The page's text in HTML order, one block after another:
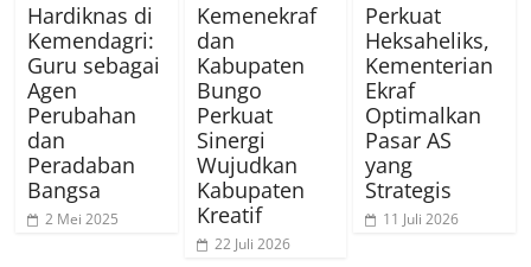
Hardiknas di
Kemendagri:
Guru sebagai
Agen
Perubahan
dan
Peradaban
Bangsa
2 Mei 2025
Kemenekraf
dan
Kabupaten
Bungo
Perkuat
Sinergi
Wujudkan
Kabupaten
Kreatif
22 Juli 2026
Perkuat
Heksaheliks,
Kementerian
Ekraf
Optimalkan
Pasar AS
yang
Strategis
11 Juli 2026